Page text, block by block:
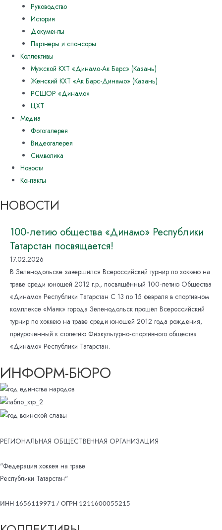
Руководство
История
Документы
Партнеры и спонсоры
Коллективы
Мужской КХТ «Динамо-Ак Барс» (Казань)
Женский КХТ «Ак Барс-Динамо» (Казань)
РСШОР «Динамо»
ЦХТ
Медиа
Фотогалерея
Видеогалерея
Символика
Новости
Контакты
НОВОСТИ
100‑летию общества «Динамо» Республики
Татарстан посвящается!
17.02.2026
В Зеленодольске завершился Всероссийский турнир по хоккею на
траве среди юношей 2012 г.р., посвящённый 100‑летию Общества
«Динамо» Республики Татарстан С 13 по 15 февраля в спортивном
комплексе «Маяк» города Зеленодольск прошёл Всероссийский
турнир по хоккею на траве среди юношей 2012 года рождения,
приуроченный к столетию Физкультурно‑спортивного общества
«Динамо» Республики Татарстан.
ИНФОРМ-БЮРО
РЕГИОНАЛЬНАЯ ОБЩЕСТВЕННАЯ ОРГАНИЗАЦИЯ
"Федерация хоккея на траве
Республики Татарстан"
ИНН 1656119971 / ОГРН 1211600055215